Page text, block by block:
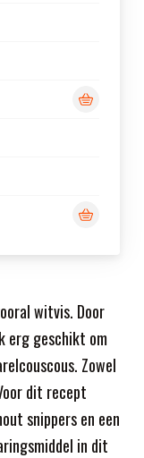
witvis. Door
erg geschikt om
Zowel
dit recept
snippers en een
in dit